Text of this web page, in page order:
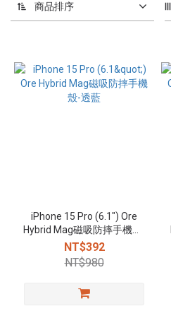
商品排序
iPhone 15 Pro (6.1") Ore
Hybrid Mag磁吸防摔手機殼-
透藍
NT$392
NT$980